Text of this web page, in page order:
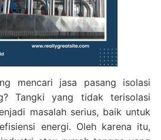
mencari jasa pasang isolasi
Tangki yang tidak terisolasi
masalah serius, baik untuk
energi. Oleh karena itu,